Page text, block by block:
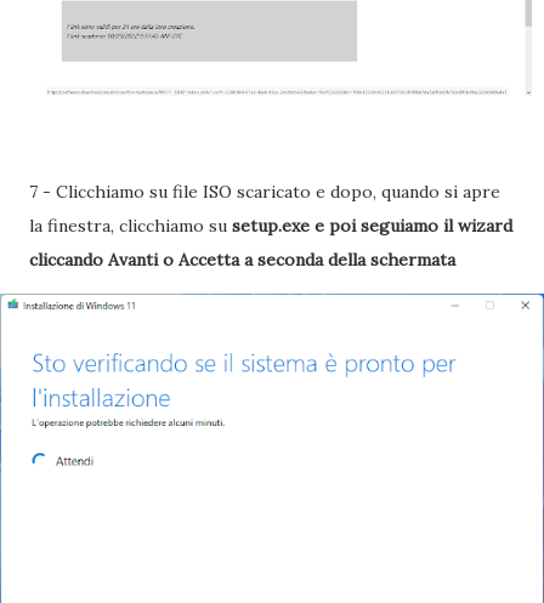
7 - Clicchiamo su file ISO scaricato e dopo, quando si apre
la finestra, clicchiamo su setup.exe e poi seguiamo il wizard
cliccando Avanti o Accetta a seconda della schermata